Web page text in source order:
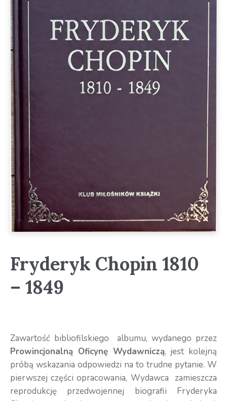
Fryderyk Chopin 1810
– 1849
Zawartość bibliofilskiego albumu, wydanego przez
Prowincjonalną Oficynę Wydawniczą, jest kolejną
próbą wskazania odpowiedzi na to trudne pytanie. W
pierwszej części opracowania, Wydawca zamieszcza
reprodukcję przedwojennej biografii Fryderyka